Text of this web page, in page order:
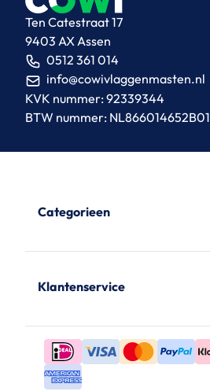
Ten Catestraat 17
9403 AX Assen
0512 361 014
info@cowivlaggenmasten.nl
KVK nummer: 92339344
BTW nummer: NL866014652B01
Categorieen
Klantenservice